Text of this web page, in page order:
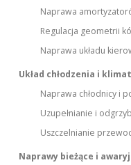
Naprawa
Regulacja geometrii
Naprawa układu
Układ chłodzenia i
Naprawa chłodnicy i
Uzupełnianie i
Uszczelnianie
Naprawy bieżące i